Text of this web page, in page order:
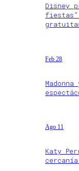
Disney
Feb 28
Ago 11
Katy